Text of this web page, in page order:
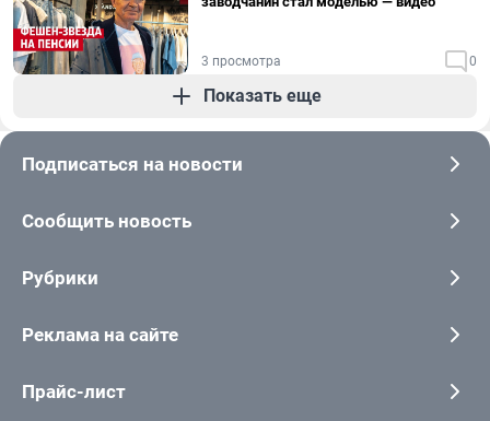
3 просмотра 0
Показать еще
Подписаться на новости
Сообщить новость
Рубрики
Реклама на сайте
Прайс-лист